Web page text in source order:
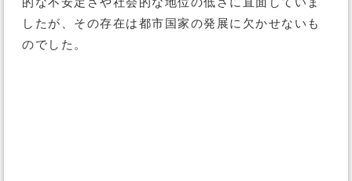
したが、その存在は都市国家の発展に欠かせないも
のでした。